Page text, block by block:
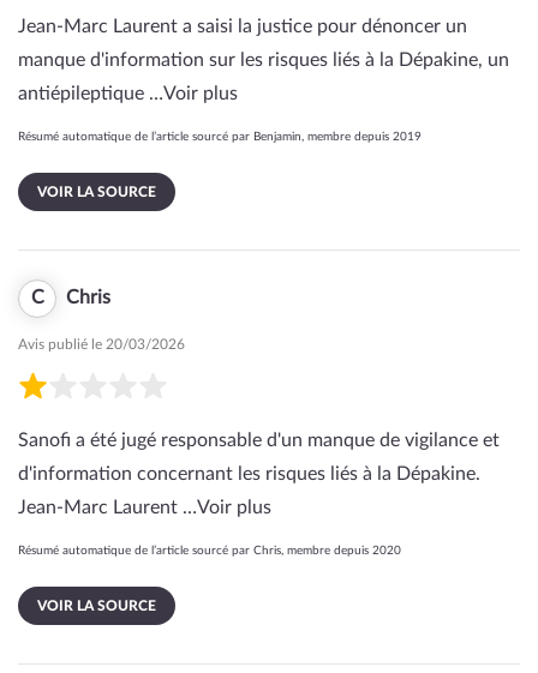
Jean-Marc Laurent a saisi la justice pour dénoncer un
manque d'information sur les risques liés à la Dépakine, un
antiépileptique …Voir plus
Résumé automatique de l’article sourcé par Benjamin, membre depuis 2019
VOIR LA SOURCE
C Chris
Avis publié le 20/03/2026
Sanofi a été jugé responsable d'un manque de vigilance et
d'information concernant les risques liés à la Dépakine.
Jean-Marc Laurent …Voir plus
Résumé automatique de l’article sourcé par Chris, membre depuis 2020
VOIR LA SOURCE